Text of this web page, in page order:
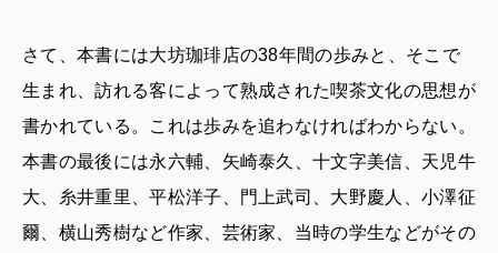
さて、本書には大坊珈琲店の38年間の歩みと、そこで
生まれ、訪れる客によって熟成された喫茶文化の思想が
書かれている。これは歩みを追わなければわからない。
本書の最後には永六輔、矢崎泰久、十文字美信、天児牛
大、糸井重里、平松洋子、門上武司、大野慶人、小澤征
爾、横山秀樹など作家、芸術家、当時の学生などがその